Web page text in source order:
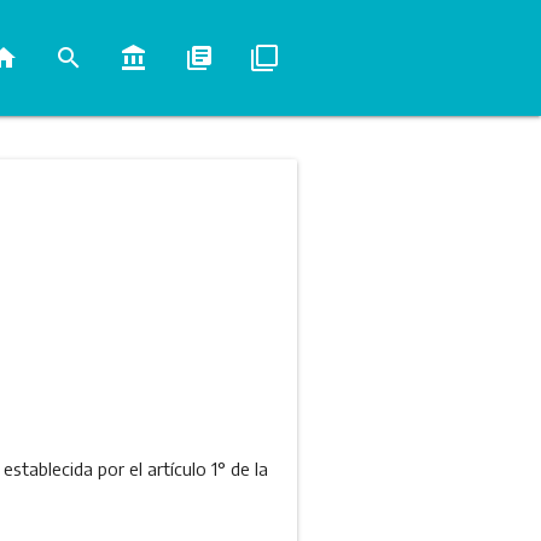
search account_balance library_books filter_none
por el artículo 1° de la